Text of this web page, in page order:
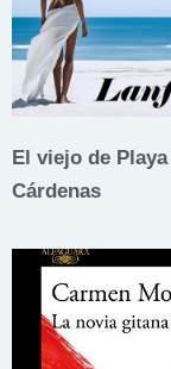
El viejo de Playa
Cárdenas